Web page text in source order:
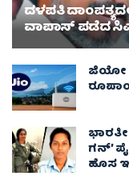
ದಳಪತಿ
ವಾಪಾಸ್‌ ಪಡೆದ
ಜಿಯೋ
ಗನ್’
ಹೊಸ